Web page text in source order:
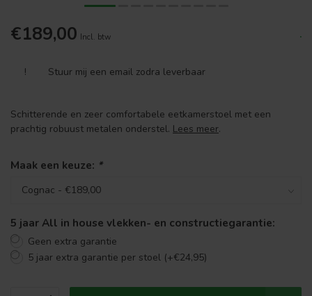
€189,00 Incl. btw .
! Stuur mij een email zodra leverbaar
Schitterende en zeer comfortabele eetkamerstoel met een
prachtig robuust metalen onderstel. Lees meer.
Maak een keuze: *
5 jaar All in house vlekken- en constructiegarantie:
Geen extra garantie
5 jaar extra garantie per stoel (+€24,95)